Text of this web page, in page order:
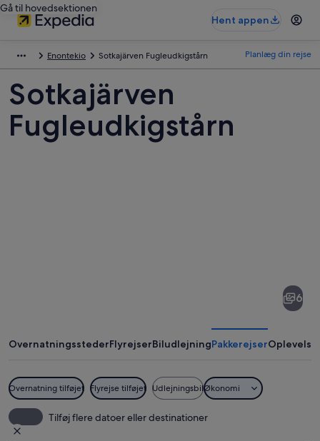
Gå til hovedsektionen
Hent appen
Enontekio Sotkajärven Fugleudkigstårn Planlæg din rejse
Sotkajärven
Fugleudkigstårn
6
OvernatningsstederFlyrejserBiludlejningPakkerejser
Overnatning tilføjet Flyrejse tilføjet UdlejningsbilØkonomi
Tilføj flere datoer eller destinationer